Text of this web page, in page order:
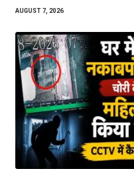
AUGUST 7, 2026